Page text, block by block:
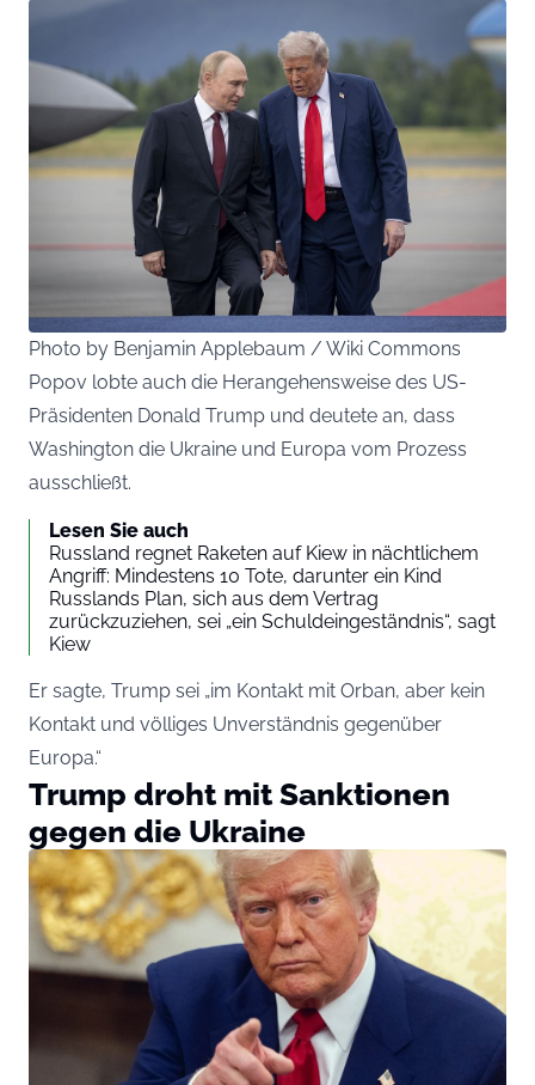
Photo by Benjamin Applebaum / Wiki Commons
Popov lobte auch die Herangehensweise des US-
Präsidenten Donald Trump und deutete an, dass
Washington die Ukraine und Europa vom Prozess
ausschließt.
Lesen Sie auch
Russland regnet Raketen auf Kiew in nächtlichem
Angriff: Mindestens 10 Tote, darunter ein Kind
Russlands Plan, sich aus dem Vertrag
zurückzuziehen, sei „ein Schuldeingeständnis“, sagt
Kiew
Er sagte, Trump sei „im Kontakt mit Orban, aber kein
Kontakt und völliges Unverständnis gegenüber
Europa.“
Trump droht mit Sanktionen
gegen die Ukraine